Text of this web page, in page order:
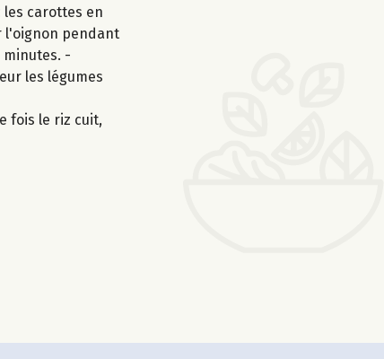
les carottes en
l'oignon pendant
-
les légumes
fois le riz cuit,